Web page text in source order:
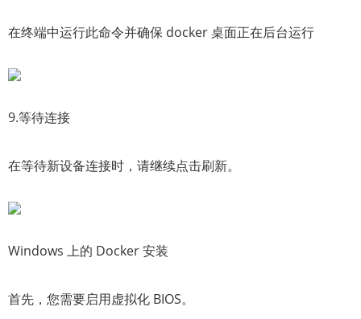
在终端中运行此命令并确保 docker 桌面正在后台运行
9.等待连接
在等待新设备连接时，请继续点击刷新。
Windows 上的 Docker 安装
首先，您需要启用虚拟化 BIOS。